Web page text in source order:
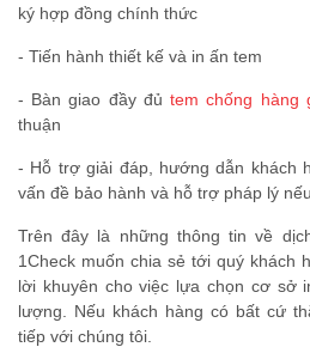
ký hợp đồng chính thức
- Tiến hành thiết kế và in ấn tem
- Bàn giao đầy đủtem chống hàng
thuận
- Hỗ trợ giải đáp, hướng dẫn khách
vấn đề bảo hành và hỗ trợ pháp lý
Trên đây là những thông tin về
1Check muốn chia sẻ tới quý khách
lời khuyên cho việc lựa chọn cơ sở
lượng. Nếu khách hàng có bất cứ
tiếp với chúng tôi.